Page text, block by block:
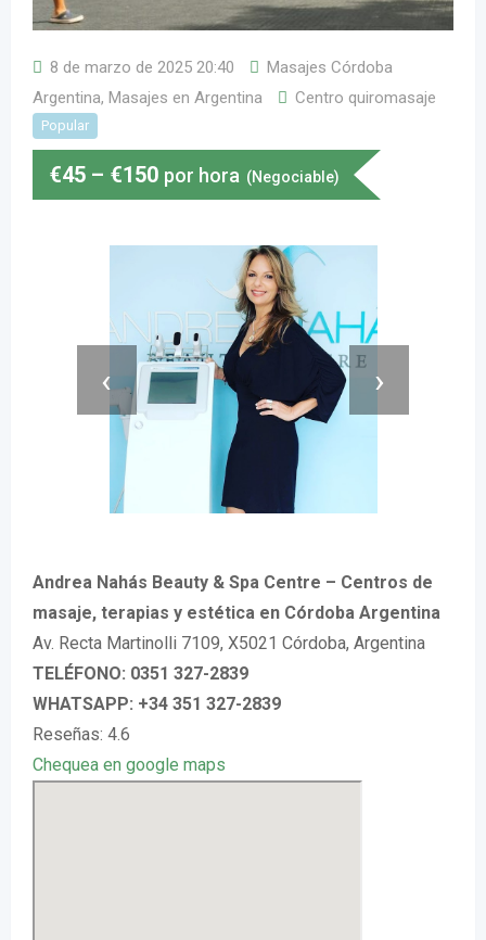
8 de marzo de 2025 20:40
Masajes Córdoba
Argentina, Masajes en Argentina Centro quiromasaje
Popular
€45 – €150 por hora (Negociable)
‹ ›
Andrea Nahás Beauty & Spa Centre – Centros de
masaje, terapias y estética en Córdoba Argentina
Av. Recta Martinolli 7109, X5021 Córdoba, Argentina
TELÉFONO: 0351 327-2839
WHATSAPP: +34 351 327-2839
Reseñas: 4.6
Chequea en google maps